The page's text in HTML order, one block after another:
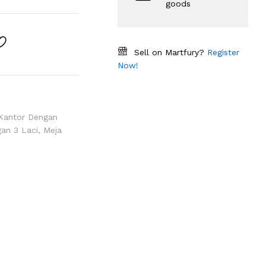
Dengan
3 Laci, Meja
goods
Sell on Martfury? Register
Now!